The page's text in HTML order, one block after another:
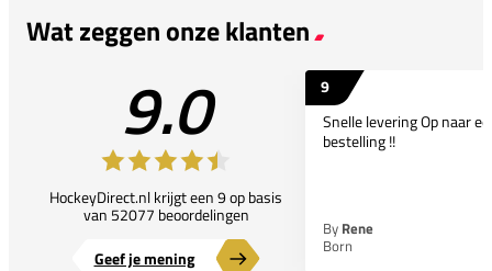
Wat zeggen onze klanten
9.0
HockeyDirect.nl krijgt een 9 op basis
van 52077 beoordelingen
Geef je mening
9
Snelle levering Op naar
bestelling !!
By Rene
Born